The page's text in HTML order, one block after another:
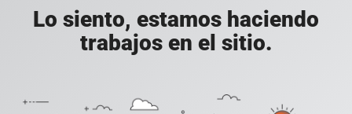
Lo siento, estamos haciendo
trabajos en el sitio.